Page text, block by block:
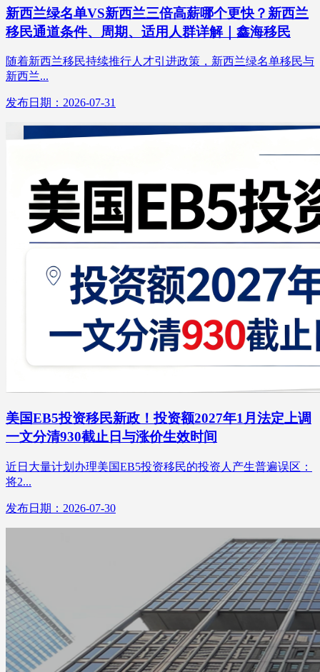
新西兰绿名单VS新西兰三倍高薪哪个更快？新西兰
移民通道条件、周期、适用人群详解｜鑫海移民
随着新西兰移民持续推行人才引进政策，新西兰绿名单移民与
新西兰...
发布日期：2026-07-31
美国EB5投资移民新政！投资额2027年1月法定上调
一文分清930截止日与涨价生效时间
近日大量计划办理美国EB5投资移民的投资人产生普遍误区：
将2...
发布日期：2026-07-30